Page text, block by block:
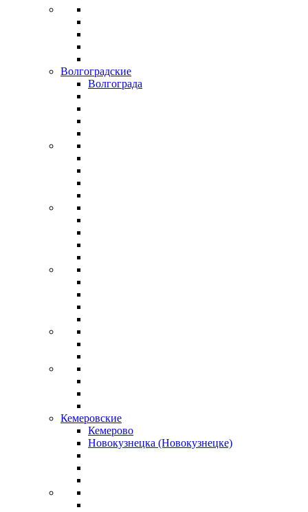
Волгоградские
Волгограда
Кемеровские
Кемерово
Новокузнецка (Новокузнецке)